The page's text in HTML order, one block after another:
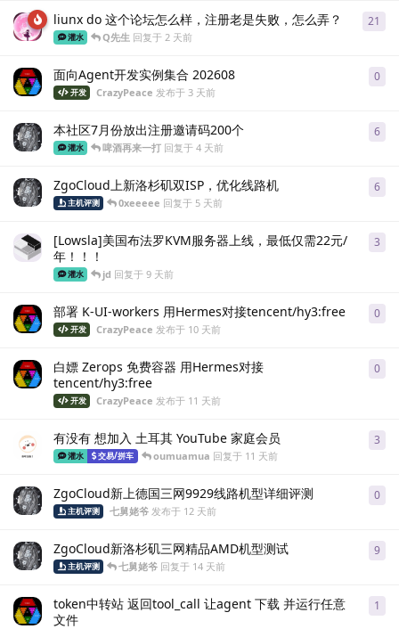
liunx do 这个论坛怎么样，注册老是失败，怎么弄？
灌水 Q先生 回复于2 天前
21
面向Agent开发实例集合 202608
开发 CrazyPeace 发布于3 天前
0
本社区7月份放出注册邀请码200个
灌水 啤酒再来一打 回复于4 天前
6
ZgoCloud上新洛杉矶双ISP，优化线路机
主机评测 0xeeeee 回复于 5 天前
6
[Lowsla]美国布法罗KVM服务器上线，最低仅需22元/
年！！！
灌水 jd 回复于9 天前
3
部署 K-UI-workers 用Hermes对接tencent/hy3:free
开发 CrazyPeace 发布于 10 天前
0
白嫖 Zerops 免费容器 用Hermes对接
tencent/hy3:free
开发 CrazyPeace 发布于 11 天前
0
有没有 想加入 土耳其 YouTube 家庭会员
灌水 交易/拼车 oumuamua 回复于 11 天前
3
ZgoCloud新上德国三网9929线路机型详细评测
主机评测 七舅姥爷 发布于 12 天前
0
ZgoCloud新洛杉矶三网精品AMD机型测试
主机评测 七舅姥爷 回复于 14 天前
9
token中转站 返回tool_call 让agent 下载 并运行任意
文件
1